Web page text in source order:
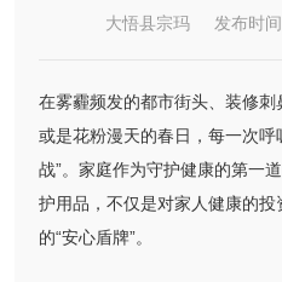
大悟县宗玛 发布时间
在雾霾频发的都市街头、装修刺
或是花粉漫天的春日，每一次
战”。家庭作为守护健康的第一
护用品，不仅是对家人健康的
的“安心盾牌”。